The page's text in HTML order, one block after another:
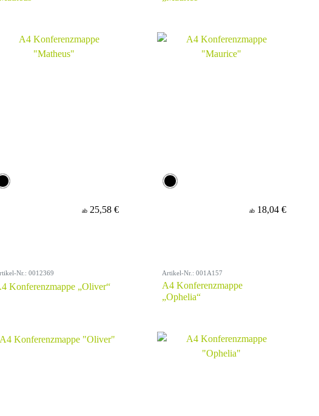
ab 25,58 € ab 18,04 €
Nr.: 0012369
Konferenzmappe „Oliver“
Artikel-Nr.: 001A157
A4 Konferenzmappe
„Ophelia“